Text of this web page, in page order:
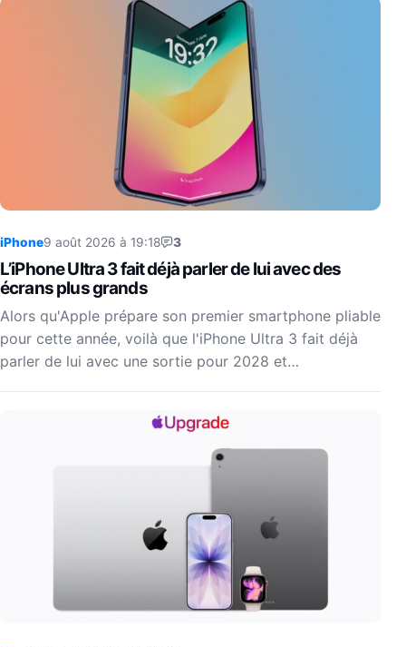
iPhone9 août 2026 à 19:18 3
L’iPhone Ultra 3 fait déjà parler de lui avec des
écrans plus grands
Alors qu'Apple prépare son premier smartphone pliable
pour cette année, voilà que l'iPhone Ultra 3 fait déjà
parler de lui avec une sortie pour 2028 et…